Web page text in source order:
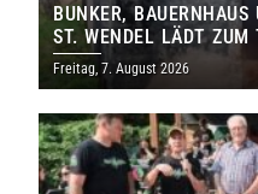
BUNKER,
ST. WENDEL LÄDT ZUM
DENKMALS EIN
Freitag, 7. August 2026